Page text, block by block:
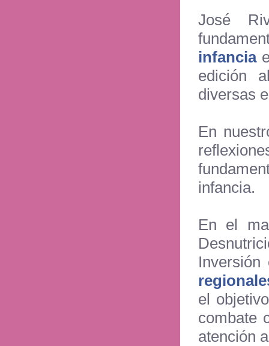
José
infancia
edición
diversas
En
infancia.
En el
el
combate
atención